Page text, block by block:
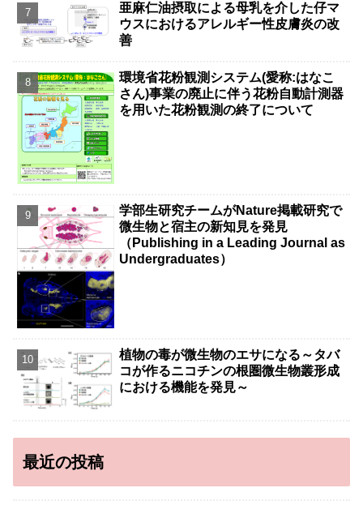
亜麻仁油摂取による母乳を介した仔マ
ウスにおけるアレルギー性皮膚炎の改
善
環境省花粉観測システム(愛称:はなこ
さん)事業の廃止に伴う花粉自動計測器
を用いた花粉観測の終了について
学部生研究チームがNature掲載研究で
微生物と宿主の新知見を発見
（Publishing in a Leading Journal as
Undergraduates）
植物の毒が微生物のエサになる～タバ
コが作るニコチンの根圏微生物叢形成
における機能を発見～
最近の投稿